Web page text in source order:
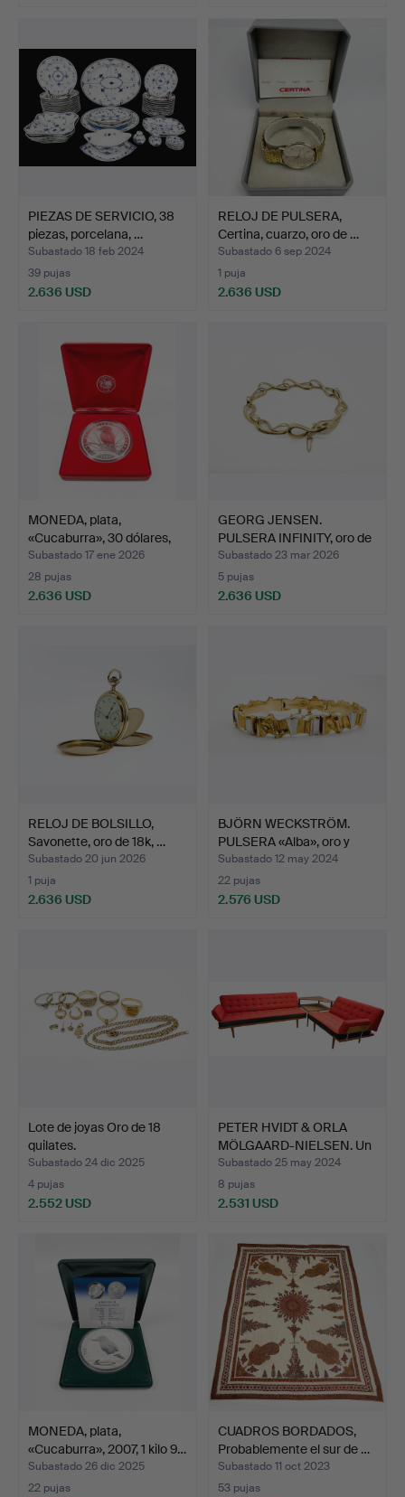
PIEZAS DE SERVICIO, 38
piezas, porcelana, …
Subastado 18 feb 2024
39 pujas
2.636 USD
RELOJ DE PULSERA,
Certina, cuarzo, oro de …
Subastado 6 sep 2024
1 puja
2.636 USD
MONEDA, plata,
«Cucaburra», 30 dólares,
20…
Subastado 17 ene 2026
28 pujas
2.636 USD
GEORG JENSEN.
PULSERA INFINITY, oro de
18 …
Subastado 23 mar 2026
5 pujas
2.636 USD
RELOJ DE BOLSILLO,
Savonette, oro de 18k, …
Subastado 20 jun 2026
1 puja
2.636 USD
BJÖRN WECKSTRÖM.
PULSERA «Alba», oro y
pla…
Subastado 12 may 2024
22 pujas
2.576 USD
Lote de joyas Oro de 18
quilates.
Subastado 24 dic 2025
4 pujas
2.552 USD
PETER HVIDT & ORLA
MÖLGAARD-NIELSEN. Un
co…
Subastado 25 may 2024
8 pujas
2.531 USD
MONEDA, plata,
«Cucaburra», 2007, 1 kilo 9…
Subastado 26 dic 2025
22 pujas
CUADROS BORDADOS,
Probablemente el sur de …
Subastado 11 oct 2023
53 pujas